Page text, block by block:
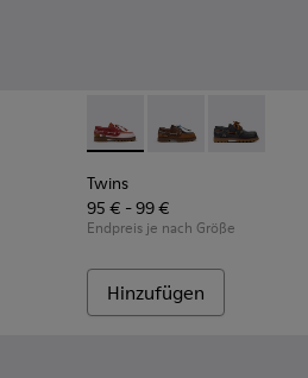
aus Leder für Kinder.
Bootsschuhe aus Leder für
Blaue Bootsschuhe aus Leder für
Twins - K800416-008 -
Twins - K800416-
Twins -
Twins
95 € - 99 €
Endpreis je nach Größe
Hinzufügen